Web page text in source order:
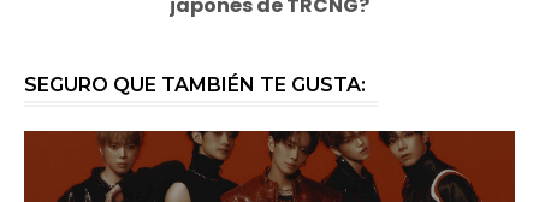
SEGURO QUE TAMBIÉN TE GUSTA: